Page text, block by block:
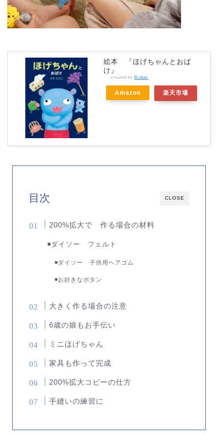
絵本 『ほげちゃんとおば
け』
created by Rinker
Amazon 楽天市場
CLOSE
目次
200%拡大で 作る場合の材料
◾️ダイソー フェルト
◾️ダイソー 子供用ヘアゴム
◾️お好きなボタン
大きく作る場合の注意
6歳の娘もお手伝い
ミニほげちゃん
家具も作って完成
200%拡大コピーの仕方
手縫いの練習に